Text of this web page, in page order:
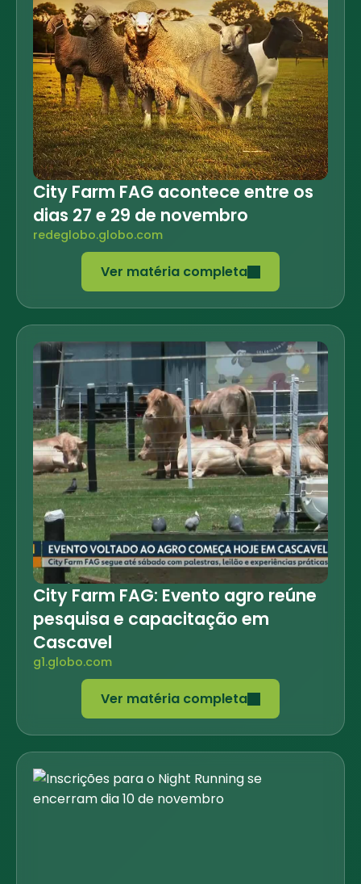
City Farm FAG acontece entre os
dias 27 e 29 de novembro
redeglobo.globo.com
Ver matéria completa
City Farm FAG: Evento agro reúne
pesquisa e capacitação em
Cascavel
g1.globo.com
Ver matéria completa